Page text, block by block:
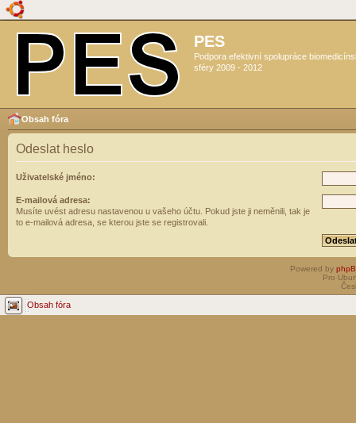
PES
Podpora efektivní spolupráce
sféry 2009 - 2012
Obsah fóra
Odeslat heslo
Uživatelské jméno:
E-mailová adresa:
Musíte uvést adresu nastavenou u vašeho účtu. Pokud jste ji neměnili, tak je
to e-mailová adresa, se kterou jste se registrovali.
Powered by
Pro
Obsah fóra